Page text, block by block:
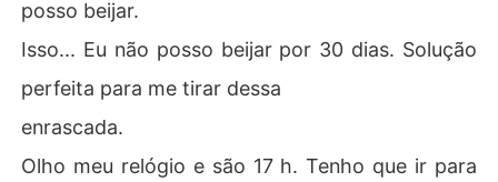
posso beijar.
Isso... Eu não posso beijar por 30 dias. Solução
perfeita para me tirar dessa
enrascada.
Olho meu relógio e são 17 h. Tenho que ir para